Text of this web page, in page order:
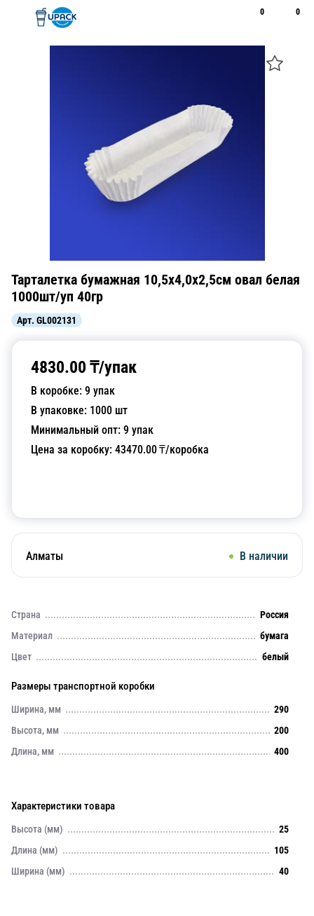
0 0
Тарталетка бумажная 10,5х4,0х2,5см овал белая
1000шт/уп 40гр
Арт. GL002131
4830.00 ₸/упак
В коробке: 9 упак
В упаковке: 1000 шт
Минимальный опт: 9 упак
Цена за коробку: 43470.00₸/коробка
Алматы В наличии
Страна
Россия
Материал
бумага
Цвет
белый
Размеры транспортной коробки
Ширина, мм
290
Высота, мм
200
Длина, мм
400
Характеристики товара
Высота (мм)
25
Длина (мм)
105
Ширина (мм)
40